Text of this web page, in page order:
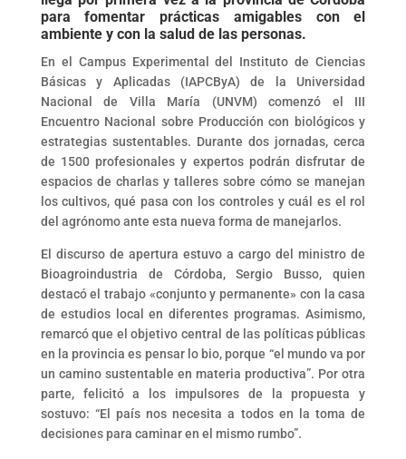
para fomentar prácticas amigables con el
ambiente y con la salud de las personas.
En el Campus Experimental del Instituto de Ciencias
Básicas y Aplicadas (IAPCByA) de la Universidad
Nacional de Villa María (UNVM) comenzó el III
Encuentro Nacional sobre Producción con biológicos y
estrategias sustentables. Durante dos jornadas, cerca
de 1500 profesionales y expertos podrán disfrutar de
espacios de charlas y talleres sobre cómo se manejan
los cultivos, qué pasa con los controles y cuál es el rol
del agrónomo ante esta nueva forma de manejarlos.
El discurso de apertura estuvo a cargo del ministro de
Bioagroindustria de Córdoba, Sergio Busso, quien
destacó el trabajo «conjunto y permanente» con la casa
de estudios local en diferentes programas. Asimismo,
remarcó que el objetivo central de las políticas públicas
en la provincia es pensar lo bio, porque “el mundo va por
un camino sustentable en materia productiva”. Por otra
parte, felicitó a los impulsores de la propuesta y
sostuvo: “El país nos necesita a todos en la toma de
decisiones para caminar en el mismo rumbo”.